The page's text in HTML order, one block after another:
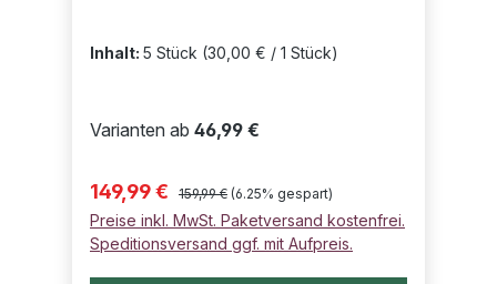
Inhalt: 5 Stück (30,00 € / 1 Stück)
Varianten ab 46,99 €
Verkaufspreis:
149,99 € Regulärer Preis:
159,99 € (6.25% gespart)
Preise inkl. MwSt. Paketversand kostenfrei.
Speditionsversand ggf. mit Aufpreis.